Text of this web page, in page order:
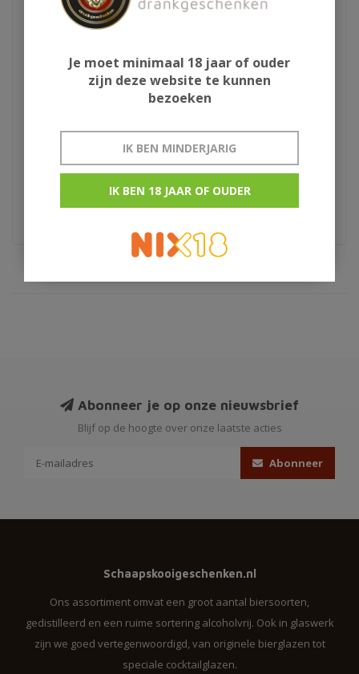
met echte goudflinters
geschenk
Abonneer je op onze nieuwsbrief
Blijf op de hoogte over onze laatste acties
Abonneer
Schaapskooigeschenken.nl
Ons assortiment omvat een groot aantal biersoorten,
gedistilleerd en een ruime sortering alcoholvrij. Ook in glaswerk
zijn we goed vertegenwoordigd, van originele bierglazen tot
speciale cocktailglazen.
Je moet minimaal 18 jaar of ouder
zijn deze website te kunnen
bezoeken
IK BEN MINDERJARIG
IK BEN 18 JAAR OF OUDER